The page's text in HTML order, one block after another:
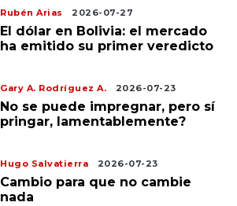
Rubén Arias 2026-07-27
El dólar en Bolivia: el mercado
ha emitido su primer veredicto
Gary A. Rodríguez A. 2026-07-23
No se puede impregnar, pero sí
pringar, lamentablemente?
Hugo Salvatierra 2026-07-23
Cambio para que no cambie
nada